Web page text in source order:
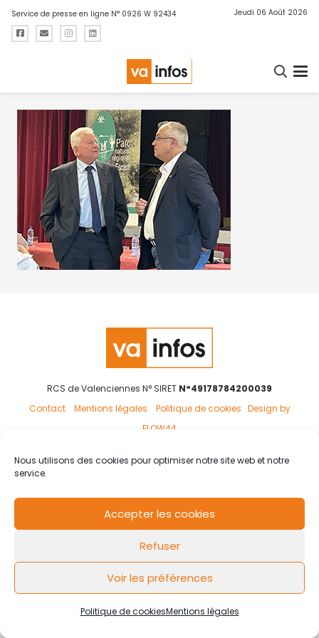
Nous utilisons des cookies pour optimiser notre site web et notre
service.
Accepter les cookies
Refuser
Voir les préférences
Politique de cookiesMentions légales
Service de presse en ligne N° 0926 W 92434 Jeudi 06 Août 2026
RCS de Valenciennes N° SIRET N°49178784200039
Contact
Mentions légales Politique de cookies Design by
FLOW44